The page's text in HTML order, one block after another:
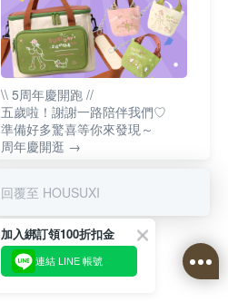
\\ 5周年慶開跑 //
五歲啦！謝謝一路陪伴我們♡
準備好多驚喜等你來發現～
周年慶開逛 →
回覆至 HOUSUXI
加入綁訂領100折扣金
連結 LINE 帳號